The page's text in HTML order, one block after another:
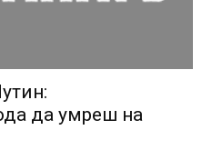
да умреш на